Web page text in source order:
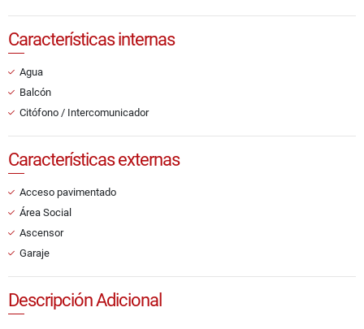
Características internas
Agua
Balcón
Citófono / Intercomunicador
Características externas
Acceso pavimentado
Área Social
Ascensor
Garaje
Descripción Adicional